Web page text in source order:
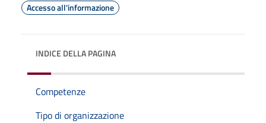
Accesso all'informazione
INDICE DELLA PAGINA
Competenze
Tipo di organizzazione